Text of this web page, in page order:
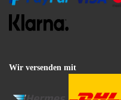
Wir versenden mit